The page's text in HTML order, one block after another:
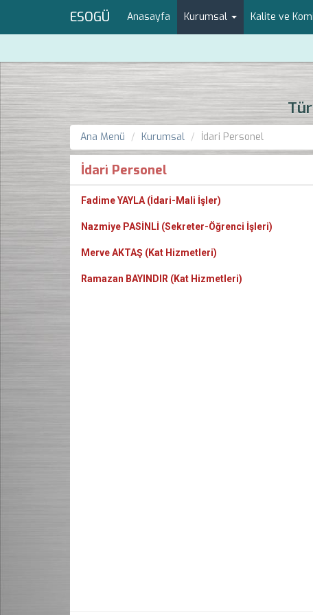
ESOGÜ Anasayfa Kurumsal Kalite ve
Ana Menü Kurumsal İdari Personel
İdari Personel
Fadime YAYLA (İdari-Mali İşler)
Nazmiye PASİNLİ (Sekreter-Öğrenci İşleri)
Merve AKTAŞ (Kat Hizmetleri)
Ramazan BAYINDIR (Kat Hizmetleri)